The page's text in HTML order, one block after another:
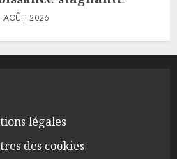
AOÛT 2026
légales
des cookies